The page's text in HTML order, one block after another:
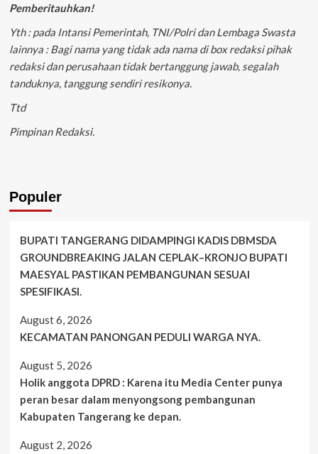
Pemberitauhkan!
Yth : pada Intansi Pemerintah, TNI/Polri dan Lembaga Swasta
lainnya : Bagi nama yang tidak ada nama di box redaksi pihak
redaksi dan perusahaan tidak bertanggung jawab, segalah
tanduknya, tanggung sendiri resikonya.
Ttd
Pimpinan Redaksi.
Populer
BUPATI TANGERANG DIDAMPINGI KADIS DBMSDA
GROUNDBREAKING JALAN CEPLAK–KRONJO BUPATI
MAESYAL PASTIKAN PEMBANGUNAN SESUAI
SPESIFIKASI.
August 6, 2026
KECAMATAN PANONGAN PEDULI WARGA NYA.
August 5, 2026
Holik anggota DPRD : Karena itu Media Center punya
peran besar dalam menyongsong pembangunan
Kabupaten Tangerang ke depan.
August 2, 2026